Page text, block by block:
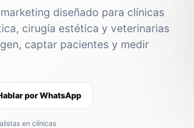
diseñado para clínicas
cirugía estética y veterinarias
captar pacientes y medir
por WhatsApp
en clínicas